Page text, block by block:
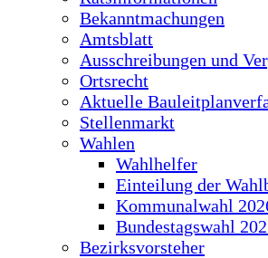
Bekanntmachungen
Amtsblatt
Ausschreibungen und
Ortsrecht
Aktuelle
Stellenmarkt
Wahlen
Wahlhelfer
Einteilung der
Kommunalwahl
Bundestagswahl
Bezirksvorsteher